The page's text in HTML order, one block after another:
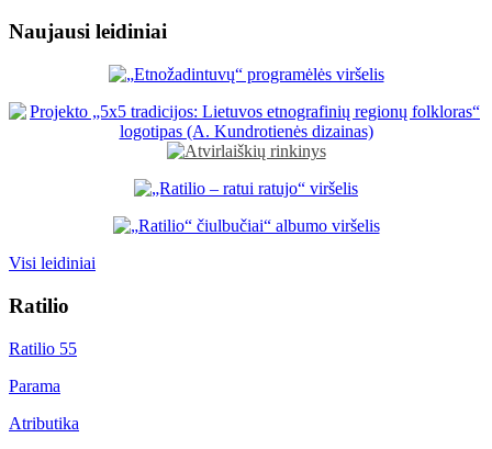
Naujausi leidiniai
Visi leidiniai
Ratilio
Ratilio 55
Parama
Atributika